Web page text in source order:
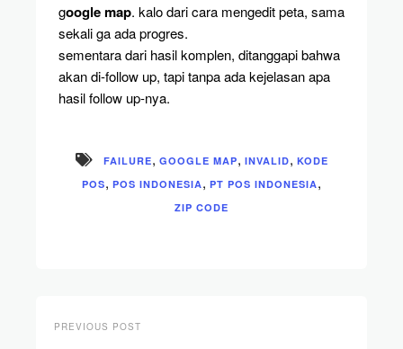
google map. kalo dari cara mengedit peta, sama
sekali ga ada progres.
sementara dari hasil komplen, ditanggapi bahwa
akan di-follow up, tapi tanpa ada kejelasan apa
hasil follow up-nya.
FAILURE, GOOGLE MAP, INVALID, KODE
POS, POS INDONESIA, PT POS INDONESIA,
ZIP CODE
PREVIOUS POST